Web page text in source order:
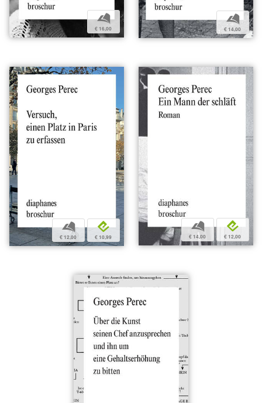
b
€ 16,00
b
€ 14,00
b
€ 12,00
e
€ 10,99
b
€ 14,00
e
€ 12,00